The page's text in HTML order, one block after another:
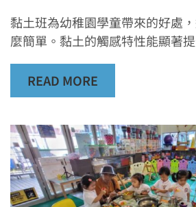
黏土班為幼稚園學童帶來的好處
麼簡單。黏土的觸感特性能顯著
READ MORE